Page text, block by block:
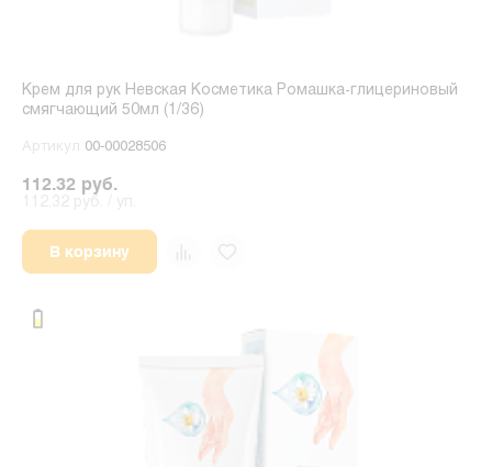
Крем для рук Невская Косметика Ромашка-глицериновый
смягчающий 50мл (1/36)
Артикул 00-00028506
112.32 руб.
В корзину